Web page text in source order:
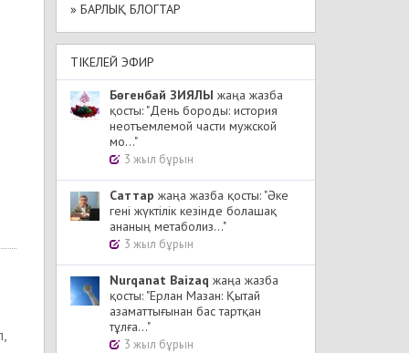
» БАРЛЫҚ БЛОГТАР
ТІКЕЛЕЙ ЭФИР
Бөгенбай ЗИЯЛЫ жаңа жазба
қосты: "День бороды: история
неотъемлемой части мужской
мо..."
3 жыл бұрын
Cаттар жаңа жазба қосты: "Әке
гені жүктілік кезінде болашақ
ананың метаболиз..."
3 жыл бұрын
Nurqanat Baizaq жаңа жазба
қосты: "Ерлан Мазан: Қытай
азаматтығынан бас тартқан
тұлға..."
3 жыл бұрын